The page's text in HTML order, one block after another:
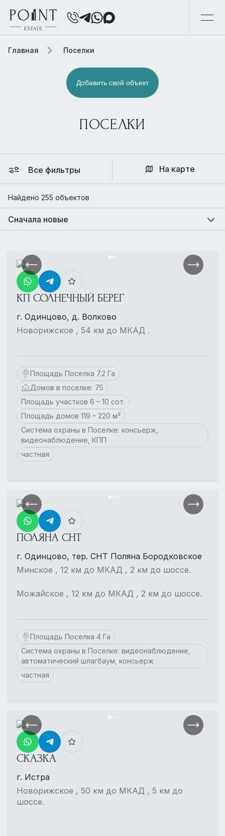
Главная Поселки
Добавить свой объект
ПОСЕЛКИ
Все фильтры На карте
Найдено 255 объектов
Сначала новые
КП СОЛНЕЧНЫЙ БЕРЕГ
г. Одинцово, д. Волково
Новорижское , 54 км до МКАД .
Площадь Поселка 7.2 Га
Домов в поселке: 75
Площадь участков 6 – 10 сот.
Площадь домов 119 – 220 м²
Система охраны в Поселке: консьерж,
видеонаблюдение, КПП
частная
ПОЛЯНА СНТ
г. Одинцово, тер. СНТ Поляна Бородковское
Минское , 12 км до МКАД , 2 км до шоссе.
Можайское , 12 км до МКАД , 2 км до шоссе.
Площадь Поселка 4 Га
Система охраны в Поселке: видеонаблюдение,
автоматический шлагбаум, консьерж
частная
СКАЗКА
г. Истра
Новорижское , 50 км до МКАД , 5 км до
шоссе.